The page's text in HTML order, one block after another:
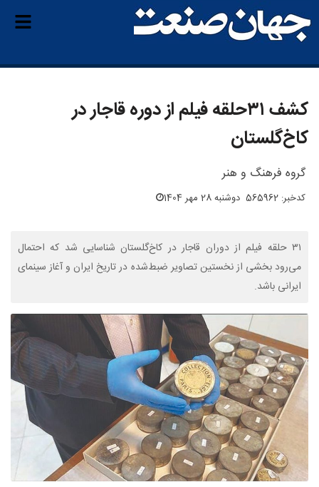
کشف ۳۱‌حلقه فیلم از دوره قاجار در
کاخ‌گلستان
گروه فرهنگ و هنر
کدخبر: 565962 دوشنبه 28 مهر 1404
۳۱ حلقه فیلم از دوران قاجار در کاخ‌گلستان شناسایی شد که احتمال
می‌رود بخشی از نخستین تصاویر ضبط‌شده در تاریخ ایران و آغاز سینمای
ایرانی باشد.